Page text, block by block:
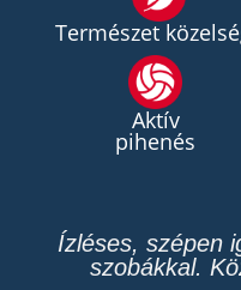
Természet
Aktív
pihenés
Nyugodt